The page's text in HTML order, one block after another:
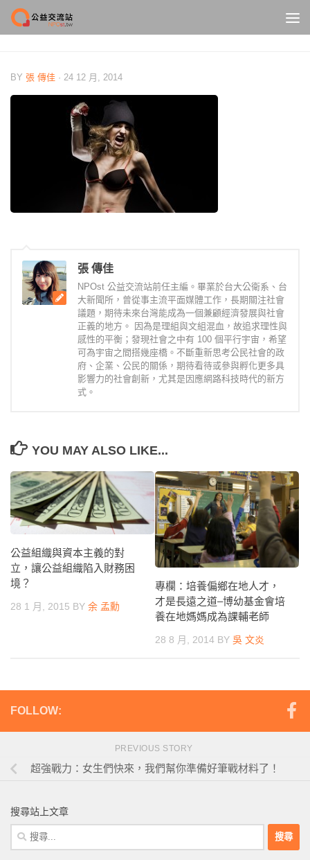
Skip to content
BY 張 傳佳 · 24 12 月, 2014
張 傳佳
NPOst 公益交流站前任主編。畢業於台大公衛系、台
大新聞所，曾從事主流平面媒體工作，長期關注社會
議題，期待未來台灣能成為一個兼顧經濟發展與社會
正義的地方。 因為是理組與文組混血，故追求理性與
感性的平衡；發現社會之中有 100 個平行宇宙，希望
可為宇宙之間搭幾座橋。不斷重新思考公民社會的政
府、企業、公民的關係，期待看待或參與孵化更多具
影響力的社會創新，尤其是因應網路科技時代的新方
式。
YOU MAY ALSO LIKE...
公益組織與資本主義的對
立，讓公益組織陷入財務困
境？
28 1 月, 2015 BY 余 孟勳
專欄：培養偏鄉在地人才，
才是長遠之道–博幼基金會培
養在地媽媽成為課輔老師
28 8 月, 2014 BY 吳 文炎
FOLLOW:
PREVIOUS STORY
超強戰力：女生們快來，我們幫你準備好筆戰材料了！
搜尋站上文章
搜
尋